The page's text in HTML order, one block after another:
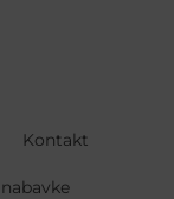
Kontakt